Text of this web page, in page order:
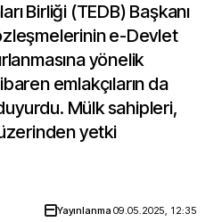
Birliği (TEDB) Başkanı
e-Devlet
yönelik
emlakçıların da
duyurdu. Mülk sahipleri,
yetki
Yayınlanma09.05.2025, 12:35